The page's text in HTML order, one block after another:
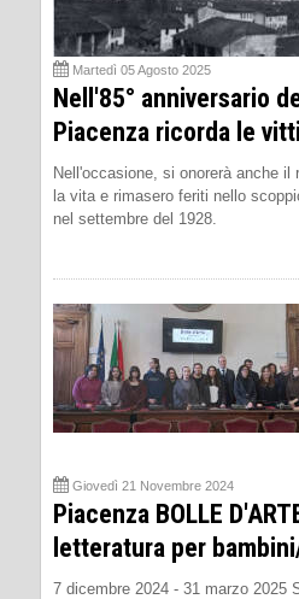
Martedì 05 Agosto 2025
Nell'85° anniversario
Piacenza ricorda le
Nell'occasione, si onorerà anche il
la vita e rimasero feriti nello
nel settembre del 1928.
Giovedì 21 Novembre 2024
Piacenza BOLLE
letteratura per
7 dicembre 2024 - 31 marzo 2025